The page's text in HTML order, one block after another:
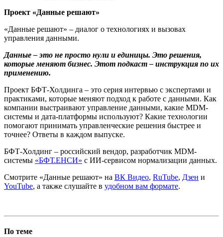
Проект «Данные решают»
«Данные решают» – диалог о технологиях и вызовах
управления данными.
Данные – это не просто нули и единицы. Это решения,
которые меняют бизнес. Этот подкаст – инструкция по их
применению.
Проект БФТ-Холдинга – это серия интервью с экспертами и
практиками, которые меняют подход к работе с данными. Как
компании выстраивают управление данными, какие MDM-
системы и дата-платформы используют? Какие технологии
помогают принимать управленческие решения быстрее и
точнее? Ответы в каждом выпуске.
БФТ-Холдинг – российский вендор, разработчик MDM-
системы «БФТ.ЕНСИ» с ИИ-сервисом нормализации данных.
Смотрите «Данные решают» на ВК Видео, RuTube, Дзен и
YouTube, а также слушайте в удобном вам формате.
По теме